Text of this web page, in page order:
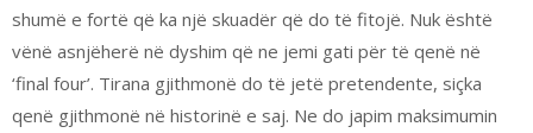
shumë e fortë që ka një skuadër që do të fitojë. Nuk është
vënë asnjëherë në dyshim që ne jemi gati për të qenë në
‘final four’. Tirana gjithmonë do të jetë pretendente, siçka
qenë gjithmonë në historinë e saj. Ne do japim maksimumin